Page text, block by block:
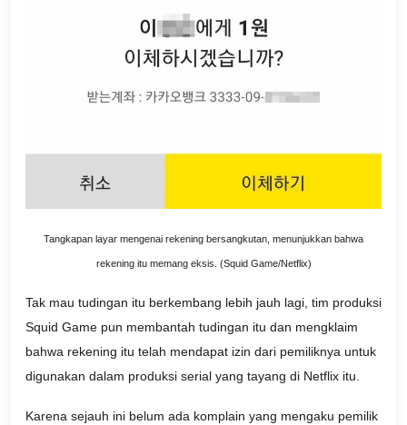
Tangkapan layar mengenai rekening bersangkutan, menunjukkan bahwa
rekening itu memang eksis. (Squid Game/Netflix)
Tak mau tudingan itu berkembang lebih jauh lagi, tim produksi
Squid Game pun membantah tudingan itu dan mengklaim
bahwa rekening itu telah mendapat izin dari pemiliknya untuk
digunakan dalam produksi serial yang tayang di Netflix itu.
Karena sejauh ini belum ada komplain yang mengaku pemilik